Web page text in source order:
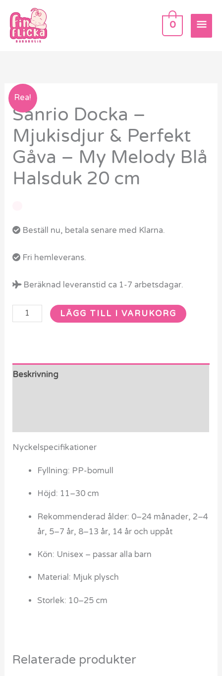
innehåll
0
Rea!
Sanrio Docka –
Mjukisdjur & Perfekt
Gåva – My Melody Blå
Halsduk 20 cm
Beställ nu, betala senare med Klarna.
Fri hemleverans.
Beräknad leveranstid ca 1-7 arbetsdagar.
Sanrio
Docka
Mjukisdjur
&
Perfekt
Gåva
Melody
Halsduk
cm
mängd
LÄGG TILL I VARUKORG
Beskrivning
Nyckelspecifikationer
Fyllning: PP-bomull
Höjd: 11–30 cm
Rekommenderad ålder: 0–24 månader, 2–4
år, 5–7 år, 8–13 år, 14 år och uppåt
Kön: Unisex – passar alla barn
Material: Mjuk plysch
Storlek: 10–25 cm
Relaterade produkter